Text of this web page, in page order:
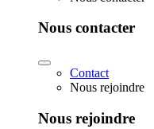
Nous contacter
Contact
Nous rejoindre
Nous rejoindre